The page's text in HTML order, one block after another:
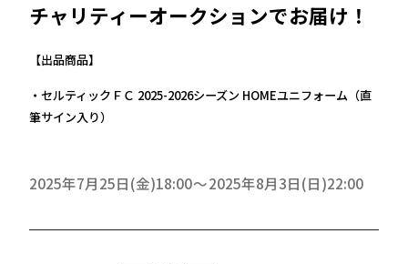
チャリティーオークションでお届け！
【出品商品】
・セルティックＦＣ 2025-2026シーズン HOMEユニフォーム（直
筆サイン入り）
2025年7月25日(金)18:00 2025年8月3日(日)22:00